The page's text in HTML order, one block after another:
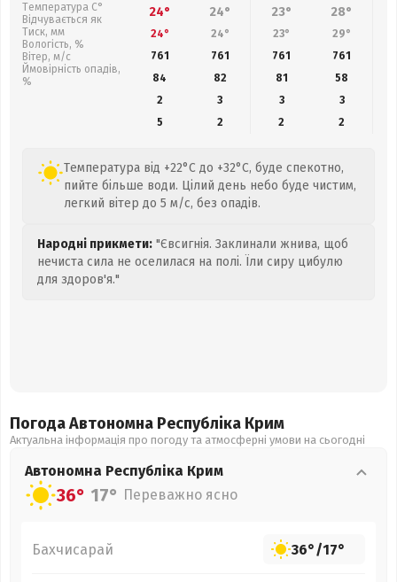
Температура С°
Відчувається як
Тиск, мм
Вологість, %
Вітер, м/с
Ймовірність опадів,
%
24° 24° 23° 28°
24° 24° 23° 29°
761
761 761 761
84
82 81 58
2
3 3
3
5
2 2 2
Температура від +22°C до +32°C, буде спекотно,
пийте більше води. Цілий день небо буде чистим,
легкий вітер до 5 м/с, без опадів.
Народні прикмети: "Євсигнія. Заклинали жнива, щоб
нечиста сила не оселилася на полі. Їли сиру цибулю
для здоров'я."
Погода Автономна Республіка Крим
Актуальна інформація про погоду та атмосферні умови на сьогодні
Автономна Республіка Крим
36° 17° Переважно ясно
Бахчисарай 36°/17°